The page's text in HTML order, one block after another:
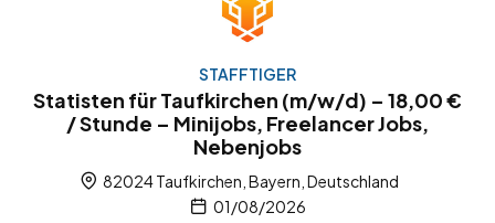
STAFFTIGER
Statisten für Taufkirchen (m/w/d) – 18,00 €
/ Stunde – Minijobs, Freelancer Jobs,
Nebenjobs
82024 Taufkirchen, Bayern, Deutschland
01/08/2026